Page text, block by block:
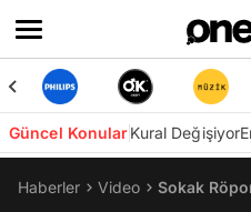
Güncel KonularKural Değişiyor
Haberler Video Sokak